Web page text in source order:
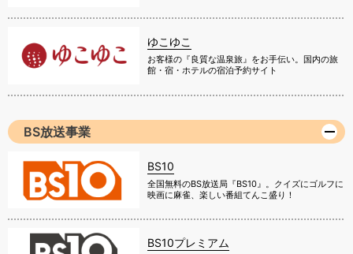
ゆこゆこ
お客様の『良質な温泉旅』をお手伝い。国内の旅
館・宿・ホテルの宿泊予約サイト
BS放送事業
BS10
全国無料のBS放送局『BS10』。クイズにゴルフに
映画に麻雀、楽しい番組てんこ盛り！
BS10プレミアム